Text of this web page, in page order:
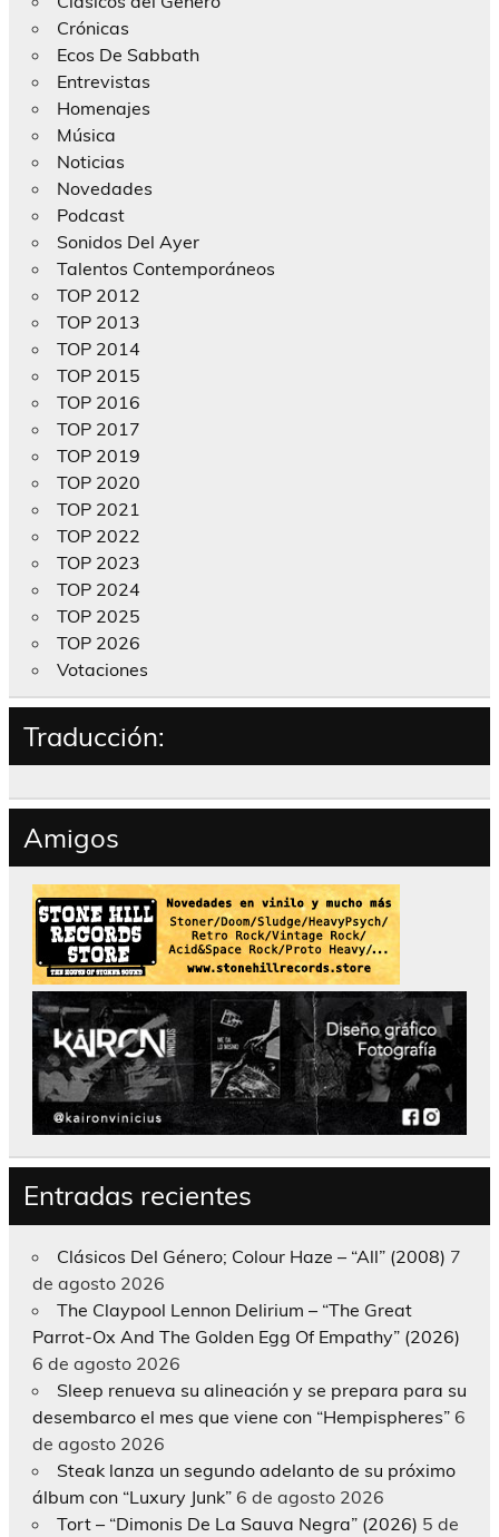
Crónicas
Ecos De Sabbath
Entrevistas
Homenajes
Música
Noticias
Novedades
Podcast
Sonidos Del Ayer
Talentos Contemporáneos
TOP 2012
TOP 2013
TOP 2014
TOP 2015
TOP 2016
TOP 2017
TOP 2019
TOP 2020
TOP 2021
TOP 2022
TOP 2023
TOP 2024
TOP 2025
TOP 2026
Votaciones
Traducción:
Amigos
Entradas recientes
Clásicos Del Género; Colour Haze – “All” (2008) 7
de agosto 2026
The Claypool Lennon Delirium – “The Great
Parrot-Ox And The Golden Egg Of Empathy” (2026)
6 de agosto 2026
Sleep renueva su alineación y se prepara para su
desembarco el mes que viene con “Hempispheres” 6
de agosto 2026
Steak lanza un segundo adelanto de su próximo
álbum con “Luxury Junk” 6 de agosto 2026
Tort – “Dimonis De La Sauva Negra” (2026) 5 de